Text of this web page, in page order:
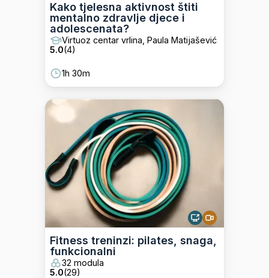
Kako tjelesna aktivnost štiti
mentalno zdravlje djece i
adolescenata?
Virtuoz centar vrlina, Paula Matijašević
5.0(4)
1h 30m
Fitness treninzi: pilates, snaga,
funkcionalni
32 modula
5.0(29)